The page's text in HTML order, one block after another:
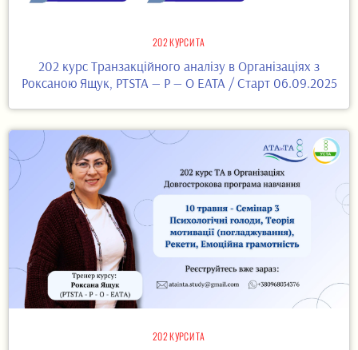
202 КУРСИ ТА
202 курс Транзакційного аналізу в Організаціях з
Роксаною Ящук, PTSTA — P — O EATA / Старт 06.09.2025
202 КУРСИ ТА